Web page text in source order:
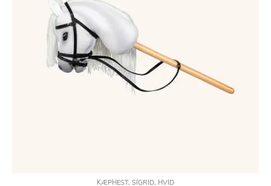
KÆPHEST, SIGRID, HVID